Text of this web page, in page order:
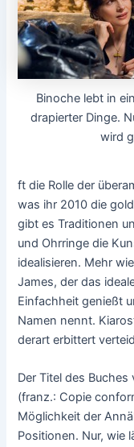
Binoche lebt in
drapierter Dinge.
wird
ft die Rolle der
was ihr 2010 die
gibt es Traditionen
und Ohrringe die
idealisieren. Mehr
James, der das
Einfachheit genießt
Namen nennt.
derart erbittert
Der Titel des
(franz.: Copie
Möglichkeit der
Positionen. Nur, wie